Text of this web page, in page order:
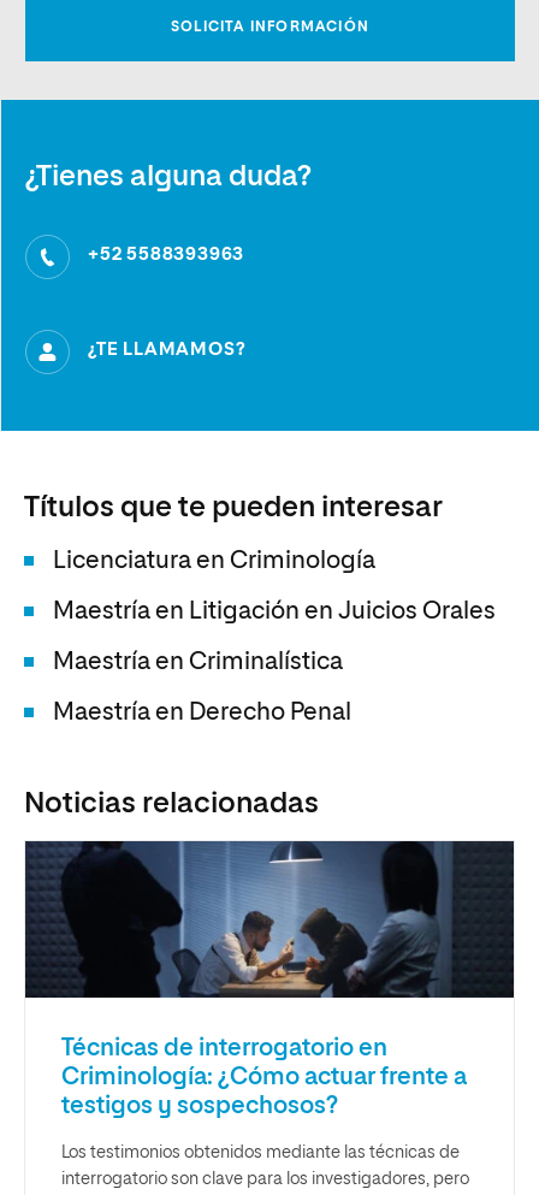
¿Tienes alguna duda?
+52 5588393963
¿TE LLAMAMOS?
Títulos que te pueden interesar
Licenciatura en Criminología
Maestría en Litigación en Juicios Orales
Maestría en Criminalística
Maestría en Derecho Penal
Noticias relacionadas
Técnicas de interrogatorio en
Criminología: ¿Cómo actuar frente a
testigos y sospechosos?
Los testimonios obtenidos mediante las técnicas de
interrogatorio son clave para los investigadores, pero